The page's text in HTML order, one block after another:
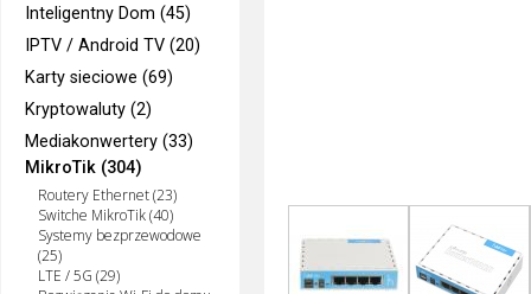
Inteligentny Dom (45)
IPTV / Android TV (20)
Karty sieciowe (69)
Kryptowaluty (2)
Mediakonwertery (33)
MikroTik (304)
Routery Ethernet (23)
Switche MikroTik (40)
Systemy bezprzewodowe
(25)
LTE / 5G (29)